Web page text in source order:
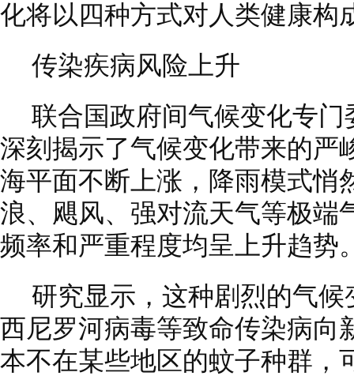
化将以四种方式对人类健康构
传染疾病风险上升
联合国政府间气候变化专
深刻揭示了气候变化带来的严
海平面不断上涨，降雨模式悄
浪、飓风、强对流天气等极端
频率和严重程度均呈上升趋势
研究显示，这种剧烈的气
西尼罗河病毒等致命传染病向
本不在某些地区的蚊子种群，